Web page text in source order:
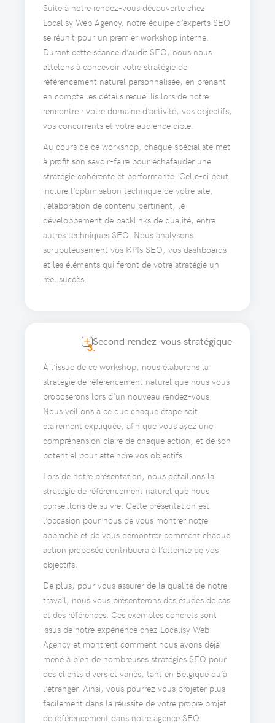
Suite à notre rendez-vous découverte chez
Localisy Web Agency, notre équipe d’experts SEO
se réunit pour un premier workshop interne.
Durant cette séance d’audit SEO, nous nous
attelons à concevoir votre stratégie de
référencement naturel personnalisée, en prenant
en compte les détails recueillis lors de notre
rencontre : votre domaine d’activité, vos objectifs,
vos concurrents et votre audience cible.
Au cours de ce workshop, chaque spécialiste met
à profit son savoir-faire pour échafauder une
stratégie cohérente et performante. Celle-ci peut
inclure l’optimisation technique de votre site,
l’élaboration de contenu pertinent, le
développement de backlinks de qualité, entre
autres techniques SEO. Nous analysons
scrupuleusement vos KPIs SEO, vos dashboards
et les éléments qui feront de votre stratégie un
réel succès.
3.Second rendez-vous stratégique
À l’issue de ce workshop, nous élaborons la
stratégie de référencement naturel que nous vous
proposerons lors d’un nouveau rendez-vous.
Nous veillons à ce que chaque étape soit
clairement expliquée, afin que vous ayez une
compréhension claire de chaque action, et de son
potentiel pour atteindre vos objectifs.
Lors de notre présentation, nous détaillons la
stratégie de référencement naturel que nous
conseillons de suivre. Cette présentation est
l’occasion pour nous de vous montrer notre
approche et de vous démontrer comment chaque
action proposée contribuera à l’atteinte de vos
objectifs.
De plus, pour vous assurer de la qualité de notre
travail, nous vous présenterons des études de cas
et des références. Ces exemples concrets sont
issus de notre expérience chez Localisy Web
Agency et montrent comment nous avons déjà
mené à bien de nombreuses stratégies SEO pour
des clients divers et variés, tant en Belgique qu’à
l’étranger. Ainsi, vous pourrez vous projeter plus
facilement dans la réussite de votre propre projet
de référencement dans notre agence SEO.